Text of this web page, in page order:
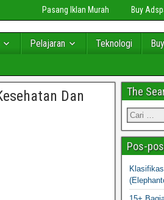
Pasang Iklan Murah Buy
Pelajaran Teknologi
Dan
The
Pos-